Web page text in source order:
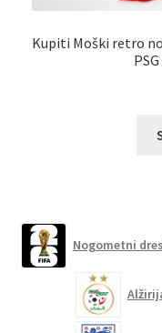
Kupiti Moški retro
Nogometni